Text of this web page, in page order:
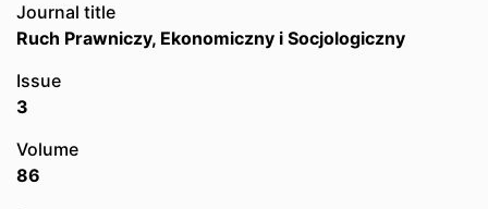
Journal title
Ruch Prawniczy, Ekonomiczny i Socjologiczny
Issue
3
Volume
86